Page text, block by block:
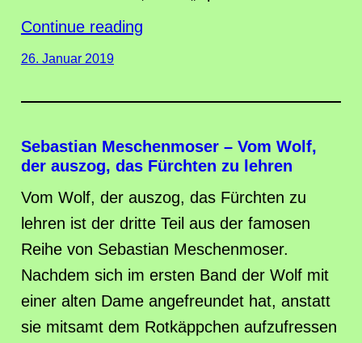
Continue reading
26. Januar 2019
Sebastian Meschenmoser – Vom Wolf,
der auszog, das Fürchten zu lehren
Vom Wolf, der auszog, das Fürchten zu
lehren ist der dritte Teil aus der famosen
Reihe von Sebastian Meschenmoser.
Nachdem sich im ersten Band der Wolf mit
einer alten Dame angefreundet hat, anstatt
sie mitsamt dem Rotkäppchen aufzufressen